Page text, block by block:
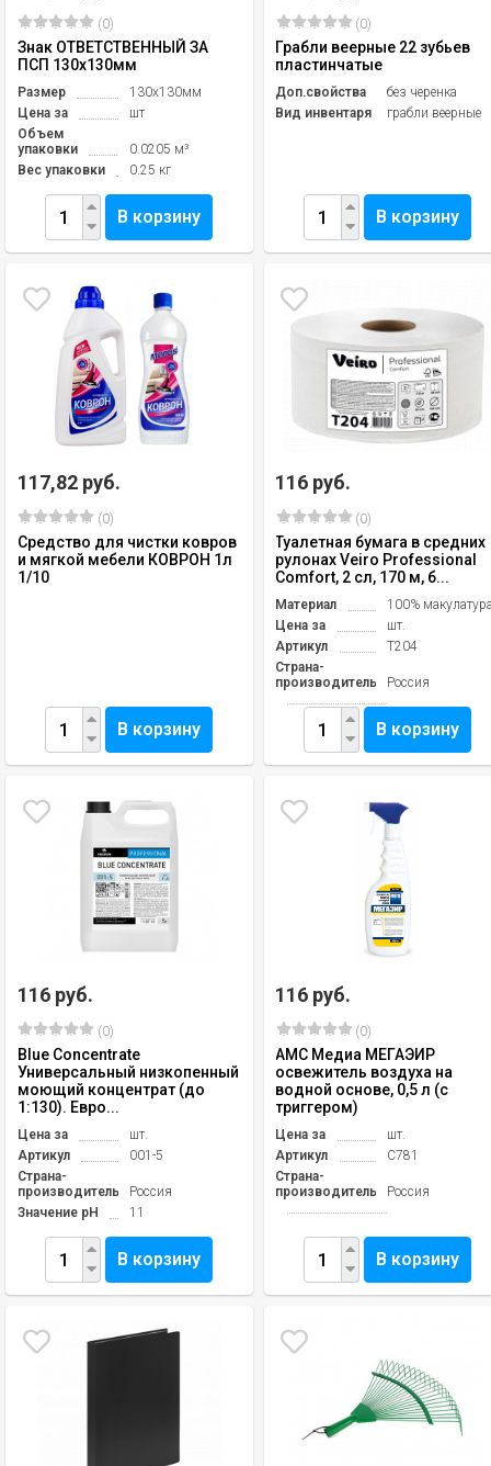
(0)
Знак ОТВЕТСТВЕННЫЙ ЗА
ПСП 130х130мм
Размер
130х130мм
Цена за
шт
Объем
упаковки
0.0205 м³
Вес упаковки
0.25 кг
В корзину
(0)
Грабли веерные 22 зубьев
пластинчатые
Доп.свойства
без черенка
Вид инвентаря
грабли веерные
В корзину
117,82 руб.
(0)
Средство для чистки ковров
и мягкой мебели КОВРОН 1л
1/10
В корзину
116 руб.
(0)
Туалетная бумага в средних
рулонах Veiro Professional
Comfort, 2 сл, 170 м, б...
Материал
100%
Цена за
шт.
Артикул
T204
Страна-
производитель
Россия
В корзину
116 руб.
(0)
Blue Concentrate
Универсальный низкопенный
моющий концентрат (до
1:130). Евро...
Цена за
шт.
Артикул
001-5
Страна-
производитель
Россия
Значение pH
11
В корзину
116 руб.
(0)
АМС Медиа МЕГАЭИР
освежитель воздуха на
водной основе, 0,5 л (с
триггером)
Цена за
шт.
Артикул
С781
Страна-
производитель
Россия
В корзину